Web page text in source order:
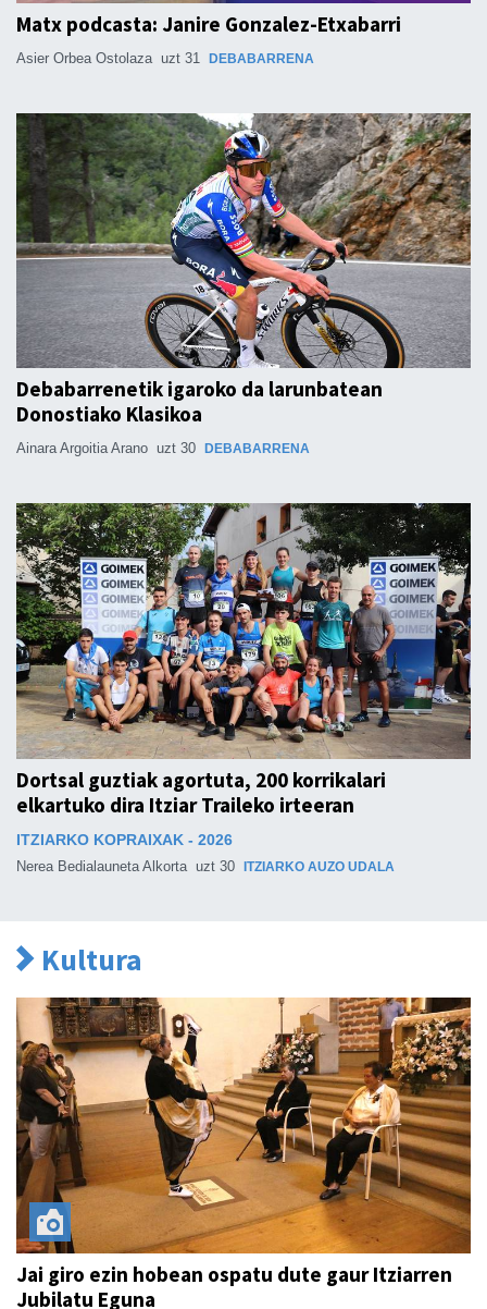
Matx podcasta: Janire Gonzalez-Etxabarri
Asier Orbea Ostolaza uzt 31 DEBABARRENA
Debabarrenetik igaroko da larunbatean
Donostiako Klasikoa
Ainara Argoitia Arano uzt 30 DEBABARRENA
Dortsal guztiak agortuta, 200 korrikalari
elkartuko dira Itziar Traileko irteeran
ITZIARKO KOPRAIXAK - 2026
Nerea Bedialauneta Alkorta uzt 30 ITZIARKO AUZO UDALA
Kultura
Jai giro ezin hobean ospatu dute gaur Itziarren
Jubilatu Eguna